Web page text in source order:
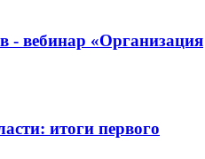
- вебинар «Организация
итоги первого